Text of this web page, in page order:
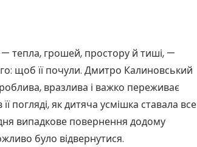
тепла, грошей, простору й тиші, —
щоб її почули. Дмитро Калиновський
вразлива і важко переживає
погляді, як дитяча усмішка ставала все
випадкове повернення додому
було відвернутися.